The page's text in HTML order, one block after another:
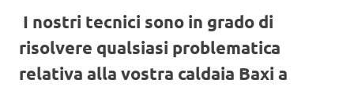
I nostri tecnici sono in grado di
risolvere qualsiasi problematica
relativa alla vostra caldaia Baxi a